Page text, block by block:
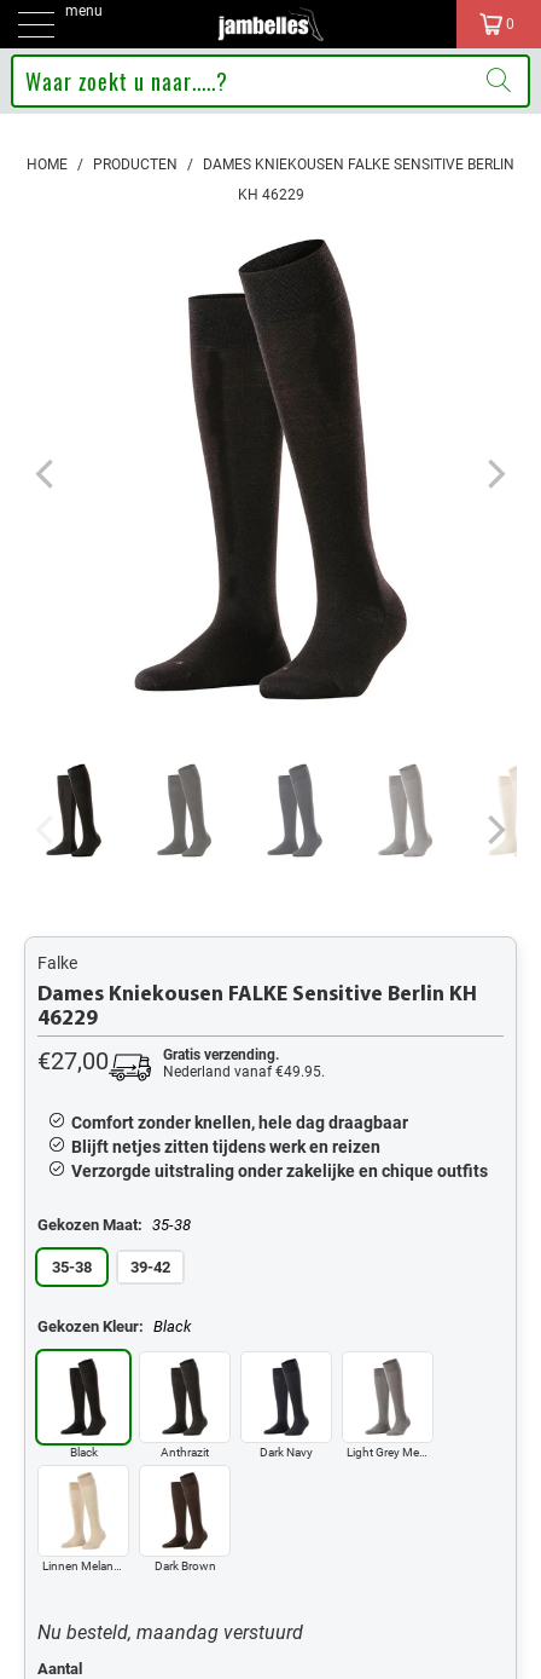
menu
0
HOME / PRODUCTEN /
DAMES KNIEKOUSEN FALKE SENSITIVE BERLIN
KH 46229
Falke
Dames Kniekousen FALKE Sensitive Berlin KH
46229
€27,00
Gratis verzending.
Nederland vanaf €49.95.
Comfort zonder knellen, hele dag draagbaar
Blijft netjes zitten tijdens werk en reizen
Verzorgde uitstraling onder zakelijke en chique outfits
Gekozen Maat: 35-38
35-38 39-42
Gekozen Kleur: Black
Black Anthrazit Dark Navy
Dark Brown
Nu besteld, maandag verstuurd
Aantal